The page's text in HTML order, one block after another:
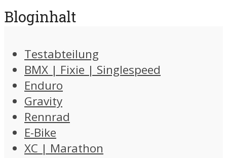
Bloginhalt
Testabteilung
BMX | Fixie | Singlespeed
Enduro
Gravity
Rennrad
E-Bike
XC | Marathon